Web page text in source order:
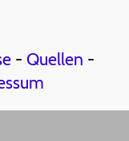
- Quellen -